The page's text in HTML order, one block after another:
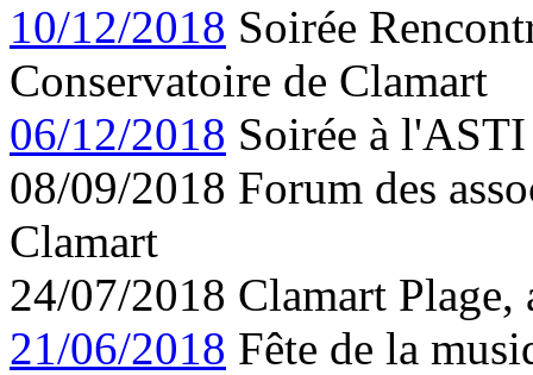
10/12/2018 Soirée
Conservatoire de Clamart
06/12/2018 Soirée à
08/09/2018 Forum des
Clamart
24/07/2018 Clamart Plage,
21/06/2018 Fête de la